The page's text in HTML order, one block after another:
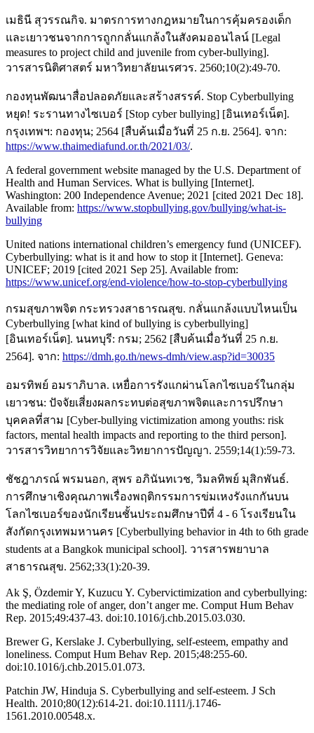
เมธินี สุวรรณกิจ. มาตรการทางกฎหมายในการคุ้มครองเด็ก
และเยาวชนจากการถูกกลั่นแกล้งในสังคมออนไลน์ [Legal
measures to project child and juvenile from cyber-bullying].
วารสารนิติศาสตร์ มหาวิทยาลัยนเรศวร. 2560;10(2):49-70.
กองทุนพัฒนาสื่อปลอดภัยและสร้างสรรค์. Stop Cyberbullying
หยุด! ระรานทางไซเบอร์ [Stop cyber bullying] [อินเทอร์เน็ต].
กรุงเทพฯ: กองทุน; 2564 [สืบค้นเมื่อวันที่ 25 ก.ย. 2564]. จาก:
https://www.thaimediafund.or.th/2021/03/.
A federal government website managed by the U.S. Department of
Health and Human Services. What is bullying [Internet].
Washington: 200 Independence Avenue; 2021 [cited 2021 Dec 18].
Available from: https://www.stopbullying.gov/bullying/what-is-
bullying
United nations international children’s emergency fund (UNICEF).
Cyberbullying: what is it and how to stop it [Internet]. Geneva:
UNICEF; 2019 [cited 2021 Sep 25]. Available from:
https://www.unicef.org/end-violence/how-to-stop-cyberbullying
กรมสุขภาพจิต กระทรวงสาธารณสุข. กลั่นแกล้งแบบไหนเป็น
Cyberbullying [what kind of bullying is cyberbullying]
[อินเทอร์เน็ต]. นนทบุรี: กรม; 2562 [สืบค้นเมื่อวันที่ 25 ก.ย.
2564]. จาก: https://dmh.go.th/news-dmh/view.asp?id=30035
อมรทิพย์ อมราภิบาล. เหยื่อการรังแกผ่านโลกไซเบอร์ในกลุ่ม
เยาวชน: ปัจจัยเสี่ยงผลกระทบต่อสุขภาพจิตและการปรึกษา
บุคคลที่สาม [Cyber-bullying victimization among youths: risk
factors, mental health impacts and reporting to the third person].
วารสารวิทยาการวิจัยและวิทยาการปัญญา. 2559;14(1):59-73.
ชัชฎาภรณ์ พรมนอก, สุพร อภินันทเวช, วิมลทิพย์ มุสิกพันธ์.
การศึกษาเชิงคุณภาพเรื่องพฤติกรรมการข่มเหงรังแกกันบน
โลกไซเบอร์ของนักเรียนชั้นประถมศึกษาปีที่ 4 - 6 โรงเรียนใน
สังกัดกรุงเทพมหานคร [Cyberbullying behavior in 4th to 6th grade
students at a Bangkok municipal school]. วารสารพยาบาล
สาธารณสุข. 2562;33(1):20-39.
Ak Ş, Özdemir Y, Kuzucu Y. Cybervictimization and cyberbullying:
the mediating role of anger, don’t anger me. Comput Hum Behav
Rep. 2015;49:437-43. doi:10.1016/j.chb.2015.03.030.
Brewer G, Kerslake J. Cyberbullying, self-esteem, empathy and
loneliness. Comput Hum Behav Rep. 2015;48:255-60.
doi:10.1016/j.chb.2015.01.073.
Patchin JW, Hinduja S. Cyberbullying and self-esteem. J Sch
Health. 2010;80(12):614-21. doi:10.1111/j.1746-
1561.2010.00548.x.